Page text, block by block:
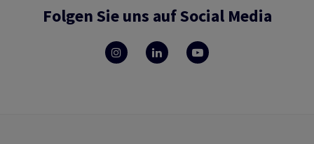
Folgen Sie uns auf Social Media